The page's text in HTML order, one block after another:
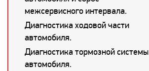
межсервисного интервала.
Диагностика ходовой части
автомобиля.
Диагностика тормозной системы
автомобиля.